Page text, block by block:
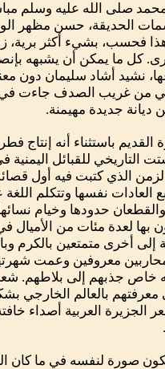
محمد صلى الله عليه وسلم
الحديقة، حسن مظهر
فحسب، بشيء أكثر برية،
كل ما يمكن أن يشبهه
نشيد أشاد سليمان دون
التي من غريب الصدف جاءت
ديانة جديدة مهيمنة.
القديم باستثناء أنه إنتاج
التاريخي للقبائل
الذي كتبت فيه أول
العادات نفسها وتتكلم
والقطعان حدودها وخيام
بها لعدة مئات من
إلى أخرى متمتعين بالكرم
معروفين وعمت
جذبهم إلى بلاطهم. شعر
بالعالم الخارجي
العربية أصداء
لنفسه في ما كان